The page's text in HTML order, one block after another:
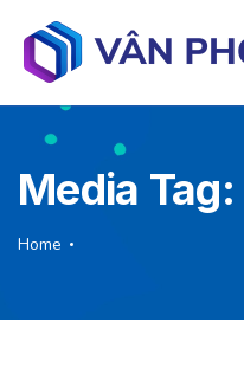
Media Tag:
Home